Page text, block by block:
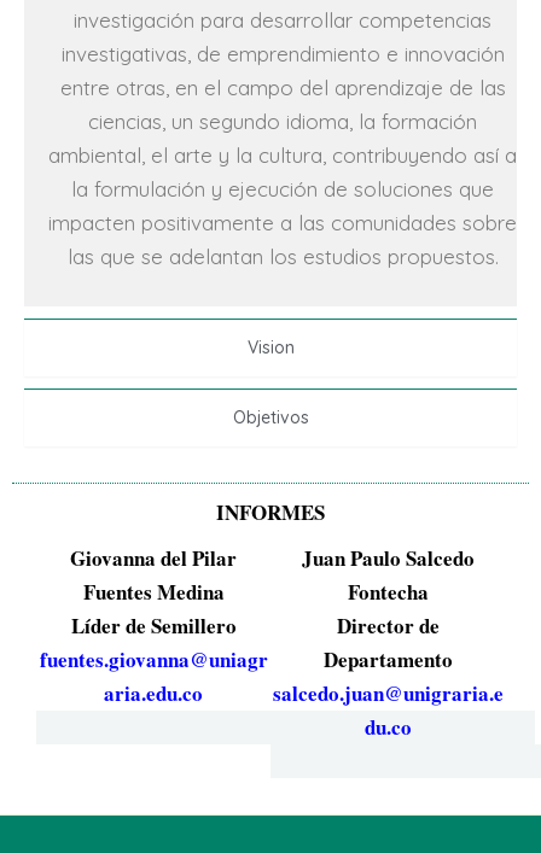
Vision
Objetivos
investigación para desarrollar competencias
investigativas, de emprendimiento e innovación
entre otras, en el campo del aprendizaje de las
ciencias, un segundo idioma, la formación
ambiental, el arte y la cultura, contribuyendo así a
la formulación y ejecución de soluciones que
impacten positivamente a las comunidades sobre
las que se adelantan los estudios propuestos.
INFORMES
Giovanna del Pilar
Fuentes Medina
Líder de Semillero
fuentes.giovanna@uniagr
aria.edu.co
Juan Paulo Salcedo
Fontecha
Director de
Departamento
salcedo.juan@unigraria.e
du.co